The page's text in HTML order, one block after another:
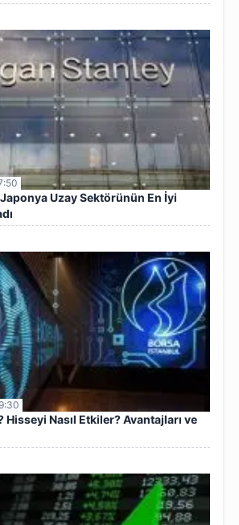
Uzay Sektörünün En İyi
Hisseyi Nasıl Etkiler? Avantajları ve